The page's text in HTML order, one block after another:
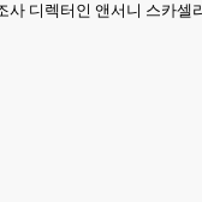
디렉터인 앤서니 스카셀